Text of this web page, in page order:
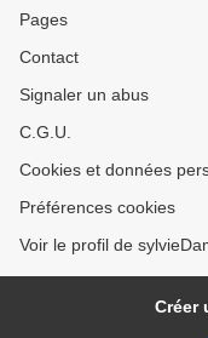
Pages
Contact
Signaler un abus
C.G.U.
Cookies et données
Préférences cookies
Voir le profil de
Créer